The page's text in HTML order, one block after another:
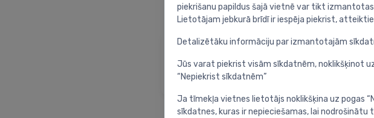
Iespējams
Atgriezties sākumlapā
piekrišanu papildus šajā vietnē var tikt
Lietotājam jebkurā brīdī ir iespēja piekrist,
Detalizētāku informāciju par izmantotajām
Jūs varat piekrist visām sīkdatnēm, noklikšķinot
“Nepiekrist sīkdatnēm”
Ja tīmekļa vietnes lietotājs noklikšķina uz pogas
sīkdatnes, kuras ir nepieciešamas, lai